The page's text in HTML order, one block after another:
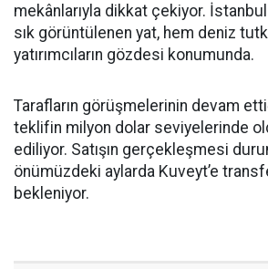
mekânlarıyla dikkat çekiyor. İstanbul
sık görüntülenen yat, hem deniz
yatırımcıların gözdesi konumunda.
Tarafların görüşmelerinin devam
teklifin milyon dolar seviyelerinde
ediliyor. Satışın gerçekleşmesi
önümüzdeki aylarda Kuveyt’e
bekleniyor.